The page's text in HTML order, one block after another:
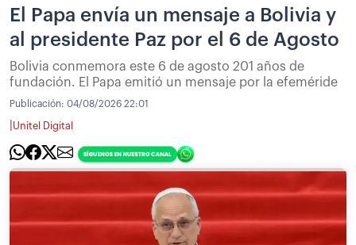
El Papa envía un mensaje a Bolivia y
al presidente Paz por el 6 de Agosto
Bolivia conmemora este 6 de agosto 201 años de
fundación. El Papa emitió un mensaje por la efeméride
Publicación: 04/08/2026 22:01
Unitel Digital